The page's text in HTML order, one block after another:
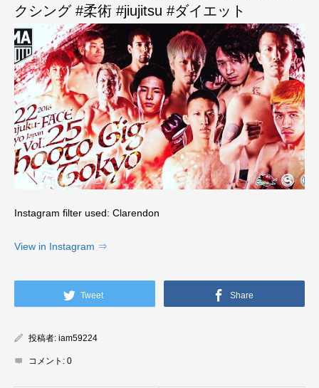
クシング #柔術 #jiujitsu #ダイエット
Instagram filter used: Clarendon
View in Instagram ⇒
Tweet Share
投稿者: iam59224
コメント: 0